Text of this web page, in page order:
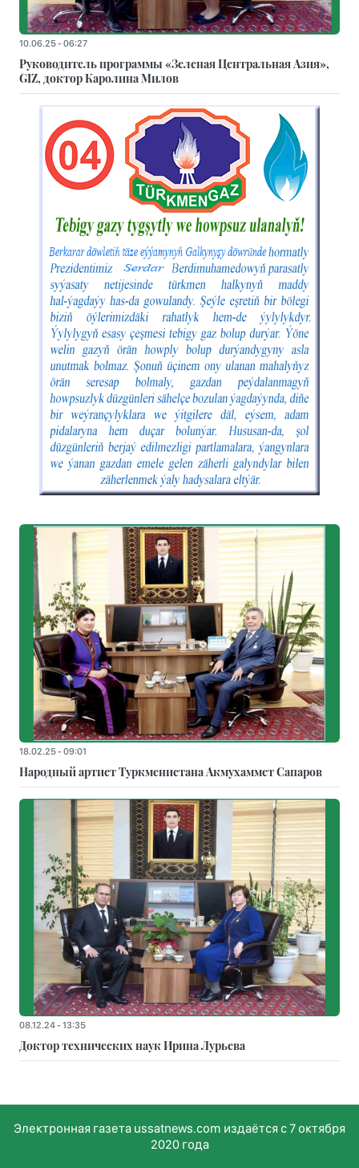
10.06.25 - 06:27
Руководитель программы «Зеленая Центральная Азия»,
GIZ, доктор Каролина Милов
18.02.25 - 09:01
Народный артист Туркменистана Акмухаммет Сапаров
08.12.24 - 13:35
Доктор технических наук Ирина Лурьева
Электронная газета ussatnews.com издаётся с 7 октября
2020 года